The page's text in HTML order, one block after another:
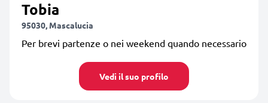
Tobia
95030, Mascalucia
Per brevi partenze o nei weekend quando necessario
Vedi il suo profilo